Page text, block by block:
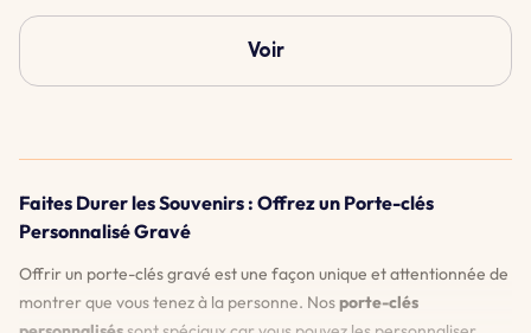
Voir
Faites Durer les Souvenirs : Offrez un Porte-clés
Personnalisé Gravé
Offrir un porte-clés gravé est une façon unique et attentionnée de
montrer que vous tenez à la personne. Nosporte-clés